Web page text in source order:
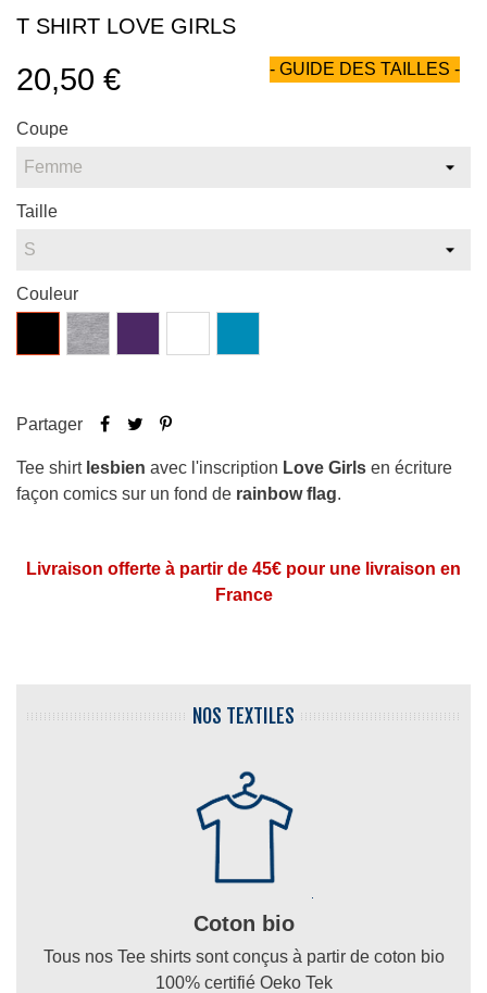
T SHIRT LOVE GIRLS
20,50 € - GUIDE DES TAILLES -
Coupe
Taille
Couleur
Gris
chiné
atoll
Partager
Tee shirtlesbien avec l'inscription Love Girls en écriture
façon comics sur un fond de rainbow flag.
Livraison offerte à partir de 45€ pour une livraison en
France
NOS TEXTILES
Coton bio
Tous nos Tee shirts sont conçus à partir de coton bio
100% certifié Oeko Tek